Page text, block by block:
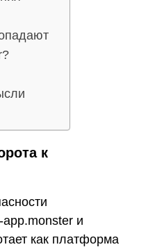
к
и
как платформа